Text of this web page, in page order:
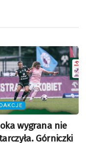
wygrana nie
Górniczki